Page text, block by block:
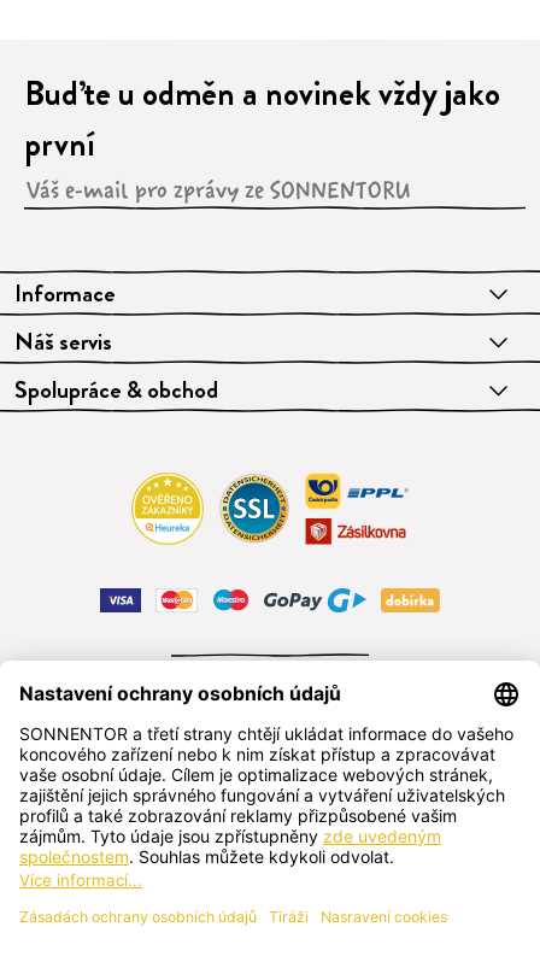
Informace
Náš servis
Spolupráce & obchod
Buďte u odměn a novinek vždy jako
první
čeština
SONNENTOR s.r.o.
Příhon 943, 696 15 Čejkovice, Česká republika
+420 518 362 687 sonnentor@sonnentor.cz